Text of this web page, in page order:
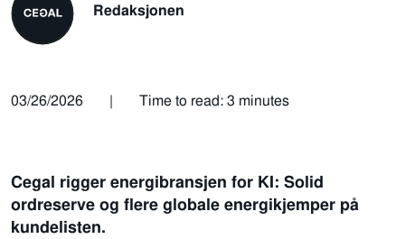
Redaksjonen
03/26/2026 | Time to read: 3 minutes
Cegal rigger energibransjen for KI: Solid
ordreserve og flere globale energikjemper på
kundelisten.